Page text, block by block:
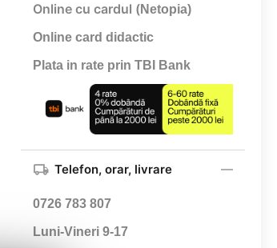
Online cu cardul (Netopia)
Online card didactic
Plata in rate prin TBI Bank
Telefon, orar, livrare
0726 783 807
Luni-Vineri 9-17